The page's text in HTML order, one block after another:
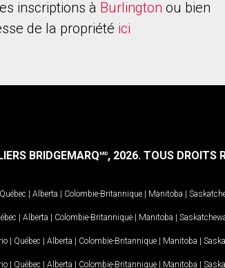
inscriptions à Burlington ou bien
de la propriété ici
BRIDGEMARQMD, 2026. TOUS DROITS
Québec | Alberta | Colombie-Britannique | Manitoba |
| Alberta | Colombie-Britannique | Manitoba |
| Québec | Alberta | Colombie-Britannique | Manitoba |
| Québec | Alberta | Colombie-Britannique | Manitoba |